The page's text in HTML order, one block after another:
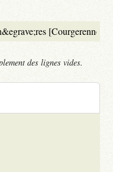
des lignes vides.